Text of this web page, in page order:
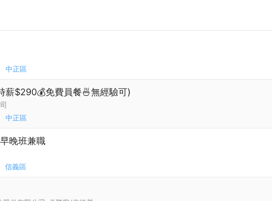
中正區
薪$290💰免費員餐🍜無經驗可)
中正區
晚班兼職
信義區